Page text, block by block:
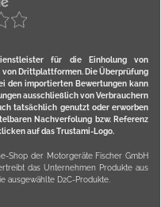
für die Einholung von
Drittplattformen. Die Überprüfung
den importierten Bewertungen kann
ausschließlich von Verbrauchern
tatsächlich genutzt oder erworben
Nachverfolung bzw. Referenz
auf das Trustami-Logo.
Shop der Motorgeräte Fischer GmbH
das Unternehmen Produkte aus
ausgewählte D2C-Produkte.